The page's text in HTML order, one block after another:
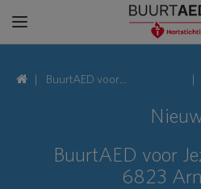
BuurtAED voor
Jezuïetenstraat, 6823
BuurtAED voor
6823